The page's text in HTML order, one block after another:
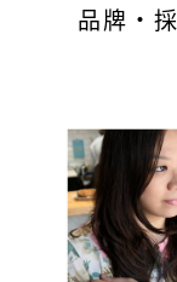
品牌‧